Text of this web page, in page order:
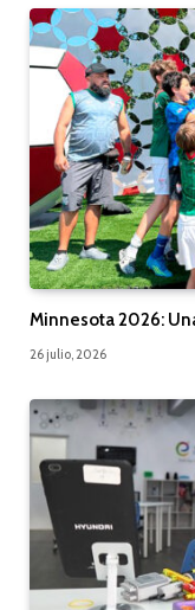
Minnesota 2026:
26 julio, 2026